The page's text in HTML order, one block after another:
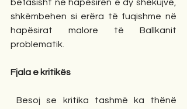
befasisht në hapësirën e dy shekujve,
shkëmbehen si erëra të fuqishme në
hapësirat malore të Ballkanit
problematik.
Fjala e kritikës
Besoj se kritika tashmë ka thënë